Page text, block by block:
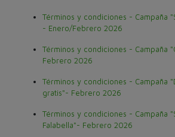
Términos y condiciones - Campaña
- Enero/Febrero 2026
Términos y condiciones - Campaña
Febrero 2026
Términos y condiciones - Campaña
gratis"- Febrero 2026
Términos y condiciones - Campaña
Falabella"- Febrero 2026